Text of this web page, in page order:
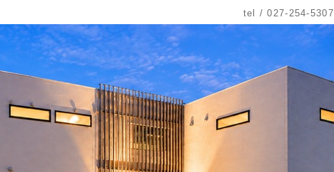
tel / 027-254-5307